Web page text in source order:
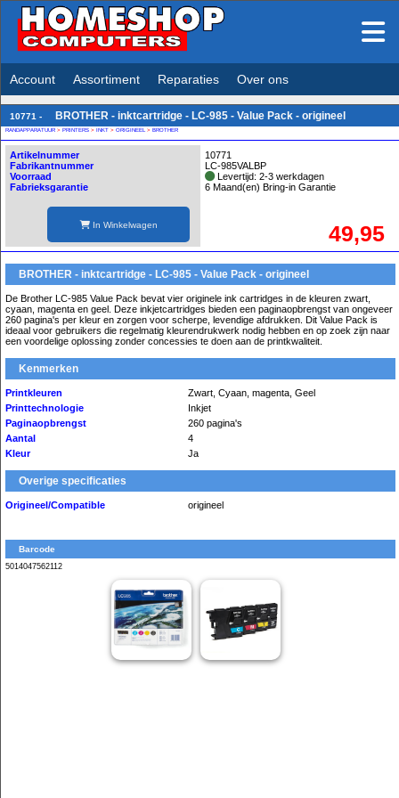
Account Assortiment Reparaties Over ons
10771 - BROTHER - inktcartridge - LC-985 - Value Pack - origineel
RANDAPPARATUUR > PRINTERS > INKT > ORIGINEEL > BROTHER
Artikelnummer
Fabrikantnummer
Voorraad
Fabrieksgarantie
In Winkelwagen
10771
LC-985VALBP
Levertijd: 2-3 werkdagen
6 Maand(en) Bring-in Garantie
49,95
BROTHER - inktcartridge - LC-985 - Value Pack - origineel
De Brother LC-985 Value Pack bevat vier originele ink cartridges in de kleuren zwart,
cyaan, magenta en geel. Deze inkjetcartridges bieden een paginaopbrengst van ongeveer
260 pagina's per kleur en zorgen voor scherpe, levendige afdrukken. Dit Value Pack is
ideaal voor gebruikers die regelmatig kleurendrukwerk nodig hebben en op zoek zijn naar
een voordelige oplossing zonder concessies te doen aan de printkwaliteit.
Kenmerken
Printkleuren
Zwart, Cyaan, magenta, Geel
Printtechnologie
Inkjet
Paginaopbrengst
260 pagina's
Aantal
4
Kleur
Ja
Overige specificaties
Origineel/Compatible origineel
Barcode
5014047562112